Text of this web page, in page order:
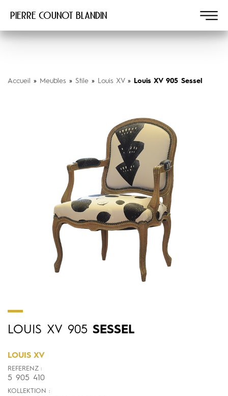
Pierre COUNOT BLANDIN
Accueil » Meubles » Stile » Louis XV» Louis XV 905 Sessel
LOUIS XV 905 SESSEL
LOUIS XV
REFERENZ :
5 905 410
KOLLEKTION :